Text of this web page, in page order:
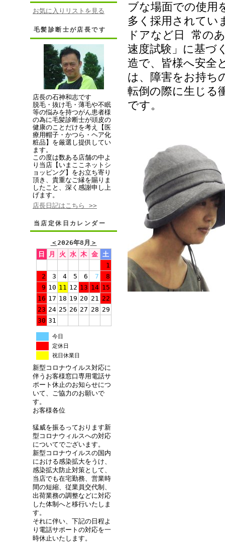
お気に入りリストを見る
毛髪診断士が店長です
店長の石神和志です
脱毛・抜け毛・薄毛や不眠
等の悩みを持つがん患者様
の為に毛髪診断士が頭皮の
健康のことだけを考え【医
療用帽子・かつら・ヘア化
粧品】を厳選し提供してい
ます。
この度は数ある店舗の中よ
り当店【いまここネットシ
ョッピング】をお立ち寄り
頂き、貴重なご縁を賜りま
したこと、深く感謝申し上
げます。
店長日記はこちら >>
当店定休日カレンダー
＜2026年8月 ＞
日
月 火 水 木 金
土
1
2
3 4 5 6 7
8
9 10 11 12 13 14 15
16 17 18 19 20 21 22
23 24 25 26 27 28 29
30 31
今日
定休日
祝日休業日
新型コロナウイルス対応に
伴うお客様窓口専用電話サ
ポート休止のお知らせにつ
いて、ご協力のお願いで
す。
お客様各位
猛威を振るっております新
型コロナウィルスへの対応
についてでございます。
新型コロナウイルスの国内
における感染拡大をうけ、
感染拡大防止対策として、
当店でも在宅勤務、営業時
間の短縮、従業員交代制、
出荷業務の調整などに対応
した体制へと移行いたしま
す。
それに伴い、下記の日程よ
り電話サポートの対応を一
時休止いたします。
ブな場面での使用
多く採用されてい
ドアなど日 常の
速度試験」に基づ
造で、皆様へ安全
は、障害をお持ち
転倒の際に生じる
です。